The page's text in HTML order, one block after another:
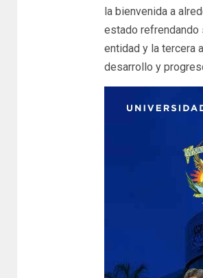
la bienvenida a
estado refrendando
entidad y la tercera
desarrollo y